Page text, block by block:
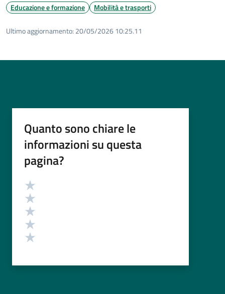
Educazione e formazione Mobilità e trasporti
Ultimo aggiornamento: 20/05/2026 10:25.11
Quanto sono chiare le
informazioni su questa
pagina?
Valutazione